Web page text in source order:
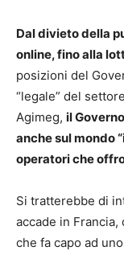
Dal divieto della
online, fino alla
posizioni del
“legale” del
Agimeg, il
anche sul mondo
operatori che
Si tratterebbe di
accade in
che fa capo ad